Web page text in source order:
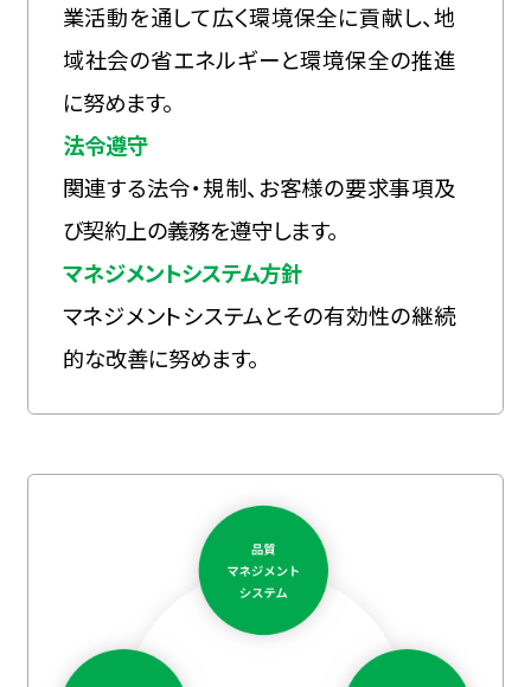
業活動を通して広く環境保全に貢献し、地
域社会の省エネルギーと環境保全の推進
に努めます。
法令遵守
関連する法令・規制、お客様の要求事項及
び契約上の義務を遵守します。
マネジメントシステム方針
マネジメントシステムとその有効性の継続
的な改善に努めます。